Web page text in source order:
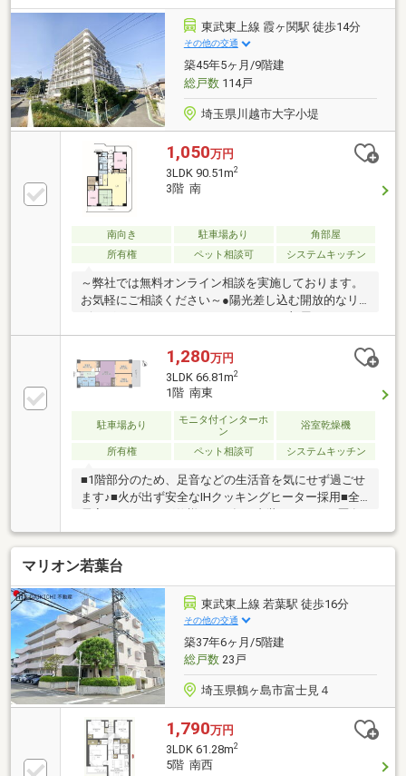
小学校…徒歩12分・霞ヶ関東中学校…徒歩9分・ファミ
リーマート…徒歩8分・ベルク…徒歩19分～頭金や諸費
用を始め、計画的な月々のお支払いに至るまで丁寧に
ご説明させて頂きます～提携銀行にて住宅ローン金利
の大幅優遇もございます。有中国籍員工中文対応！代
理貸款（没有永住・0首付可）
東武東上線 霞ヶ関駅 徒歩14分
その他の交通
築45年5ヶ月/9階建
総戸数114戸
埼玉県川越市大字小堤
1,050万円
3LDK 90.51m2
3階 南
南向き 駐車場あり
角部屋
所有権
ペット相談可 システムキッチン
～弊社では無料オンライン相談を実施しております。
お気軽にご相談ください～●陽光差し込む開放的なリ
ビング●ウォークインクローゼットでお部屋スッキリ●
東武東上線霞が関駅まで徒歩圏内ご見学希望の方は赤
色『見学予約』から資料請求はオレンジ色『資料請
求』をクリック直接のお問い合わせは03-6905-9710ま
で（スマートフォンの方は右下青色の電話ボタンをク
リック）■オンライン相談のご案内（※見学予約より受
付）ランチや仕事後の15分で完結！住宅ローン相談や
ライフプランシュミレーションについても全てオンラ
インでの対応が可能となっております。※LINEやメー
ル、お電話でのやり取りも可能です。
1,280万円
3LDK 66.81m2
1階 南東
駐車場あり
モニタ付インターホ
ン
浴室乾燥機
所有権 ペット相談可 システムキッチン
■1階部分のため、足音などの生活音を気にせず過ごせ
ます♪■火が出ず安全なIHクッキングヒーター採用■全
居室フローリング仕様■2019年に内装リフォーム歴有■
生活施設が徒歩圏内で便利！【周辺環境】名細小学
校…徒歩11分名細中学校…徒歩8分ヤオコー…徒歩13分
TAIRAYA…徒歩14分ファミリーマート…徒歩9分マツモ
トキヨシ…徒歩12分～随時ご案内対応！住宅ローンの
ご相談も賜ります～頭金や諸費用を始め、計画的な
月々のお支払いに至るまで、丁寧にご説明させて頂き
ます。また提携銀行にて住宅ローン金利の大幅優遇も
ございます。お気軽にお問合せください。有中国籍員
工中文対応！
マリオン若葉台
東武東上線 若葉駅 徒歩16分
その他の交通
築37年6ヶ月/5階建
総戸数23戸
埼玉県鶴ヶ島市富士見４
1,790万円
3LDK 61.28m2
5階 南西